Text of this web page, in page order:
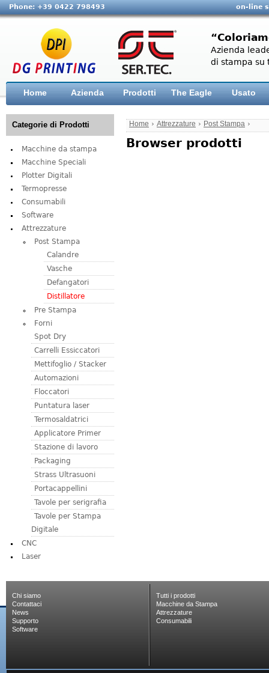
Phone: +39 0422 798493 on-line
Azienda
di stampa su
Home Azienda Prodotti The Eagle Usato
Categorie di Prodotti
Macchine da stampa
Macchine Speciali
Plotter Digitali
Termopresse
Consumabili
Software
Attrezzature
Post Stampa
Calandre
Vasche
Defangatori
Distillatore
Pre Stampa
Forni
Spot Dry
Carrelli Essiccatori
Mettifoglio / Stacker
Automazioni
Floccatori
Puntatura laser
Termosaldatrici
Applicatore Primer
Stazione di lavoro
Packaging
Strass Ultrasuoni
Portacappellini
Tavole per serigrafia
Tavole per Stampa
Digitale
CNC
Laser
Home › Attrezzature › Post Stampa ›
Browser prodotti
Chi siamo
Contattaci
News
Supporto
Software
Tutti i prodotti
Macchine da Stampa
Attrezzature
Consumabili